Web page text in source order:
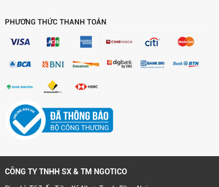
PHƯƠNG THỨC THANH TOÁN
CÔNG TY TNHH SX & TM NGOTICO